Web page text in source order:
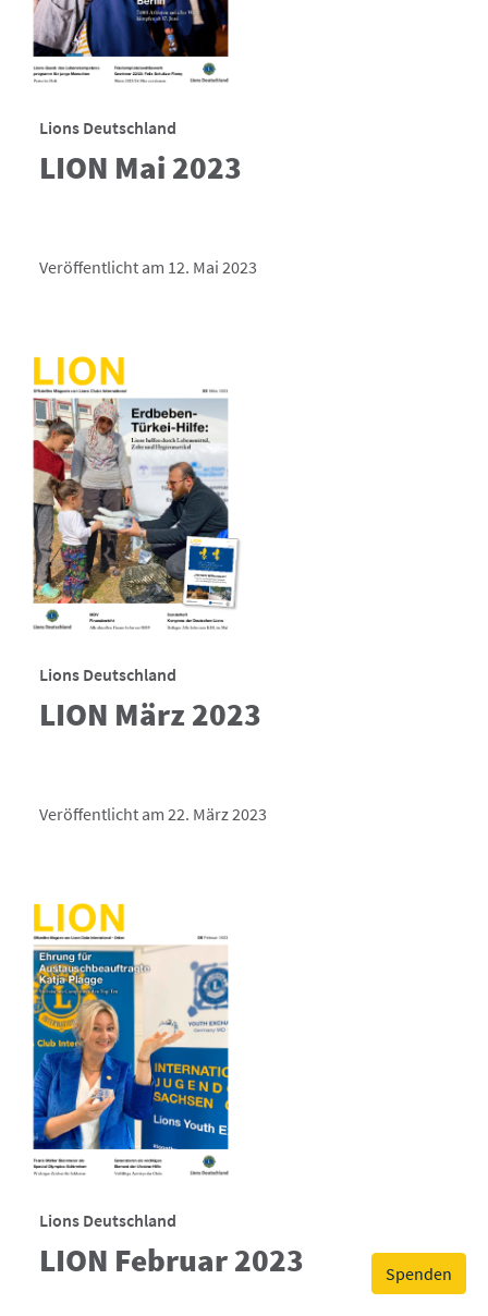
Spenden
Lions Deutschland
LION Mai 2023
Veröffentlicht am 12. Mai 2023
Lions Deutschland
LION März 2023
Veröffentlicht am 22. März 2023
Lions Deutschland
LION Februar 2023